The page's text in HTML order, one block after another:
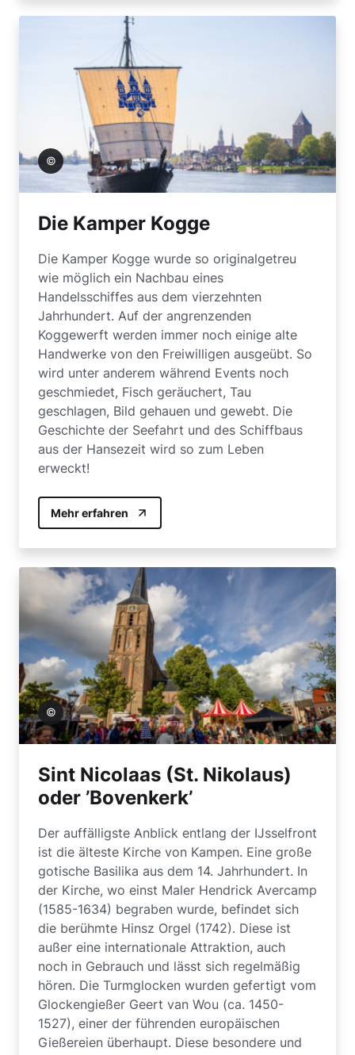
Die Kamper Kogge
Die Kamper Kogge wurde so originalgetreu
wie möglich ein Nachbau eines
Handelsschiffes aus dem vierzehnten
Jahrhundert. Auf der angrenzenden
Koggewerft werden immer noch einige alte
Handwerke von den Freiwilligen ausgeübt. So
wird unter anderem während Events noch
geschmiedet, Fisch geräuchert, Tau
geschlagen, Bild gehauen und gewebt. Die
Geschichte der Seefahrt und des Schiffbaus
aus der Hansezeit wird so zum Leben
erweckt!
Mehr erfahren
Sint Nicolaas (St. Nikolaus)
oder ’Bovenkerk’
Der auffälligste Anblick entlang der IJsselfront
ist die älteste Kirche von Kampen. Eine große
gotische Basilika aus dem 14. Jahrhundert. In
der Kirche, wo einst Maler Hendrick Avercamp
(1585-1634) begraben wurde, befindet sich
die berühmte Hinsz Orgel (1742). Diese ist
außer eine internationale Attraktion, auch
noch in Gebrauch und lässt sich regelmäßig
hören. Die Turmglocken wurden gefertigt vom
Glockengießer Geert van Wou (ca. 1450-
1527), einer der führenden europäischen
Gießereien überhaupt. Diese besondere und